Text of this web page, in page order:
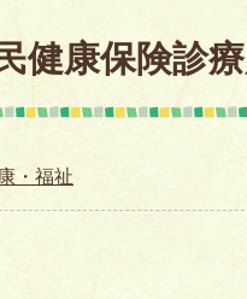
健康保険診
・福祉